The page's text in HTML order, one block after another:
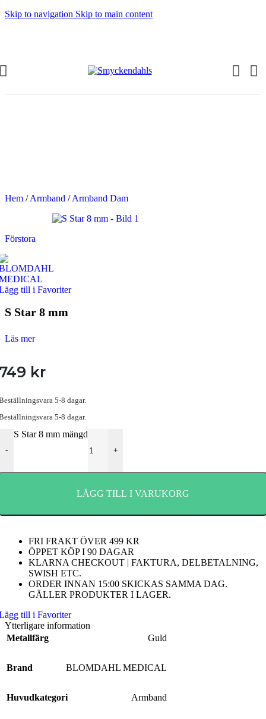
Skip to navigation Skip to main content
Hem / Armband / Armband Dam
Förstora
till i Favoriter
S Star 8 mm
Läs mer
kr
5-8 dagar.
5-8 dagar.
-
S Star 8 mm mängd
+
LÄGG TILL I VARUKORG
FRI FRAKT ÖVER 499 KR
ÖPPET KÖP I 90 DAGAR
KLARNA CHECKOUT | FAKTURA, DELBETALNING,
SWISH ETC.
ORDER INNAN 15:00 SKICKAS SAMMA DAG.
GÄLLER PRODUKTER I LAGER.
till i Favoriter
Ytterligare information
Metallfärg
Guld
Brand BLOMDAHL MEDICAL
Huvudkategori Armband